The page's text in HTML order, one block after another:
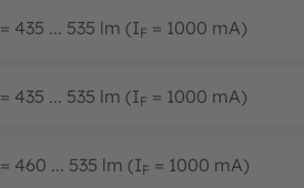
= 435 ... 535 lm (IF = 1000 mA)
= 435 ... 535 lm (IF = 1000 mA)
= 460 ... 535 lm (IF = 1000 mA)